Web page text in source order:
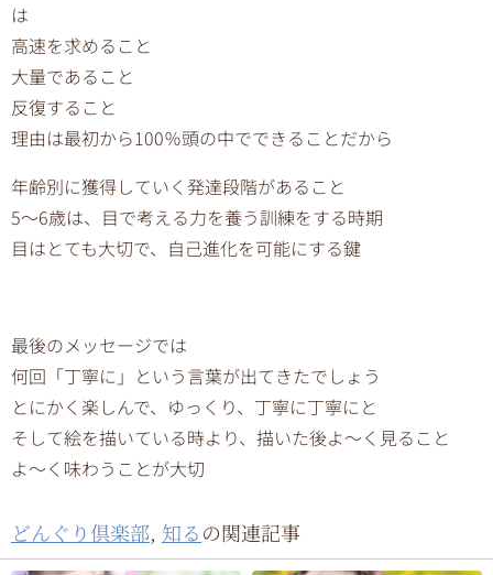
は
高速を求めること
大量であること
反復すること
理由は最初から100％頭の中でできることだから
年齢別に獲得していく発達段階があること
5〜6歳は、目で考える力を養う訓練をする時期
目はとても大切で、自己進化を可能にする鍵
最後のメッセージでは
何回「丁寧に」という言葉が出てきたでしょう
とにかく楽しんで、ゆっくり、丁寧に丁寧にと
そして絵を描いている時より、描いた後よ〜く見ること
よ〜く味わうことが大切
どんぐり倶楽部, 知るの関連記事